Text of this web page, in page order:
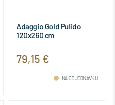
Adaggio Gold Pulido
120x260 cm
79,15 €
NA OBJEDNÁVKU